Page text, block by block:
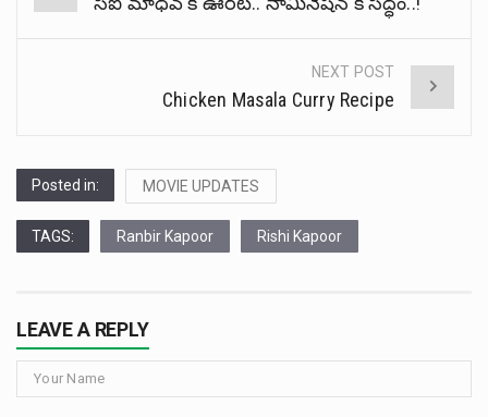
NEXT POST
Chicken Masala Curry Recipe
Posted in: MOVIE UPDATES
TAGS: Ranbir Kapoor Rishi Kapoor
LEAVE A REPLY